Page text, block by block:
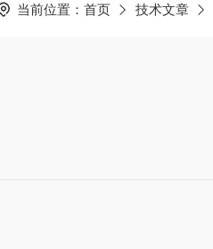
当前位置： 首页 技术文章